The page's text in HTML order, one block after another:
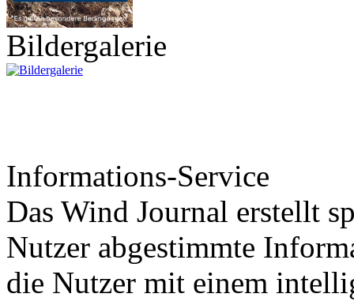
Bildergalerie
Informations-Service
Das Wind Journal erstellt
Nutzer abgestimmte
die Nutzer mit einem